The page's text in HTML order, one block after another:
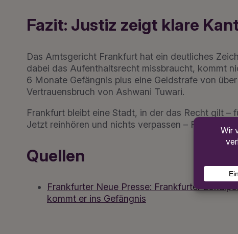
Fazit: Justiz zeigt klare
Das Amtsgericht Frankfurt hat ein deutliches
dabei das Aufenthaltsrecht missbraucht, kommt
6 Monate Gefängnis plus eine Geldstrafe von
Vertrauensbruch von Ashwani Tuwari.
Frankfurt bleibt eine Stadt, in der das Recht gilt –
Jetzt reinhören und nichts verpassen – Radio
Quellen
Frankfurter Neue Presse: Frankfurter
kommt er ins Gefängnis